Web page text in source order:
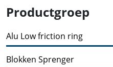
Productgroep
Alu Low friction ring
Blokken Sprenger